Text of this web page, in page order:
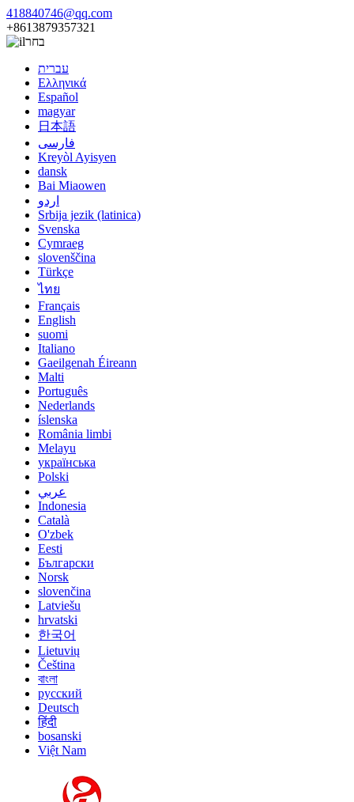
418840746@qq.com
+8613879357321
בחר
עברית
Ελληνικά
Español
magyar
日本語
فارسی
Kreyòl Ayisyen
dansk
Bai Miaowen
اردو
Srbija jezik (latinica)
Svenska
Cymraeg
slovenščina
Türkçe
ไทย
Français
English
suomi
Italiano
Gaeilgenah Éireann
Malti
Português
Nederlands
íslenska
România limbi
Melayu
українська
Polski
عربي
Indonesia
Català
O'zbek
Eesti
Български
Norsk
slovenčina
Latviešu
hrvatski
한국어
Lietuvių
Čeština
বাংলা
русский
Deutsch
हिंदी
bosanski
Việt Nam